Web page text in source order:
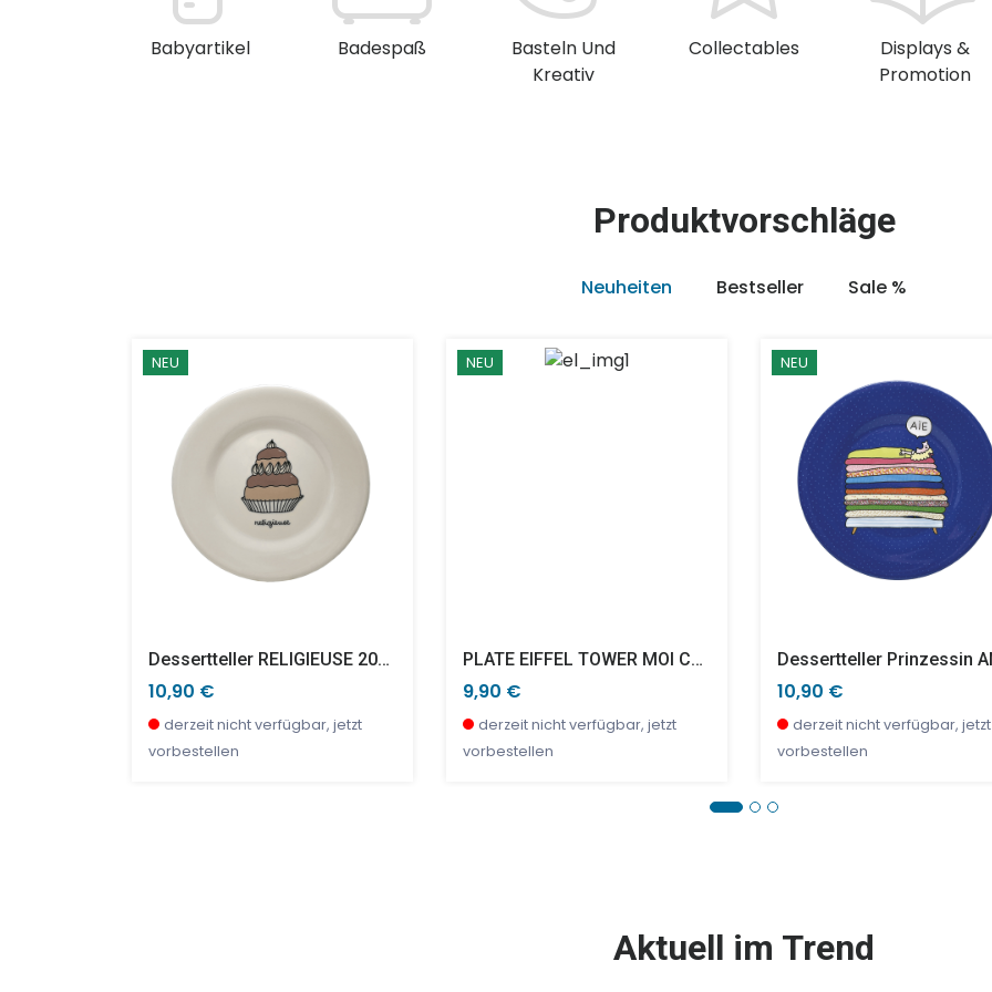
Babyartikel Badespaß
Basteln Und
Kreativ
Collectables
Displays &
Promotion
Produktvorschläge
Neuheiten Bestseller Sale %
NEU
Dessertteller RELIGIEUSE 20cm
10,90 €
derzeit nicht verfügbar, jetzt
vorbestellen
NEU
PLATE EIFFEL TOWER MOI CE QUE J'AIME (GREEN) Ø20cm
9,90 €
derzeit nicht verfügbar, jetzt
vorbestellen
NEU
10,90 €
derzeit nicht verfügbar, jetzt
vorbestellen
Aktuell im Trend